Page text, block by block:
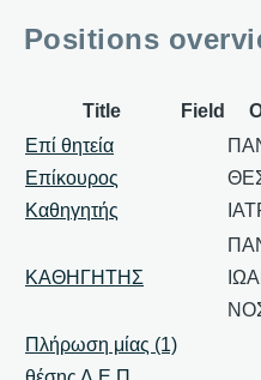
Positions
Title Field
Επί θητεία
Επίκουρος
Καθηγητής
ΚΑΘΗΓΗΤΗΣ
Πλήρωση μίας (1)